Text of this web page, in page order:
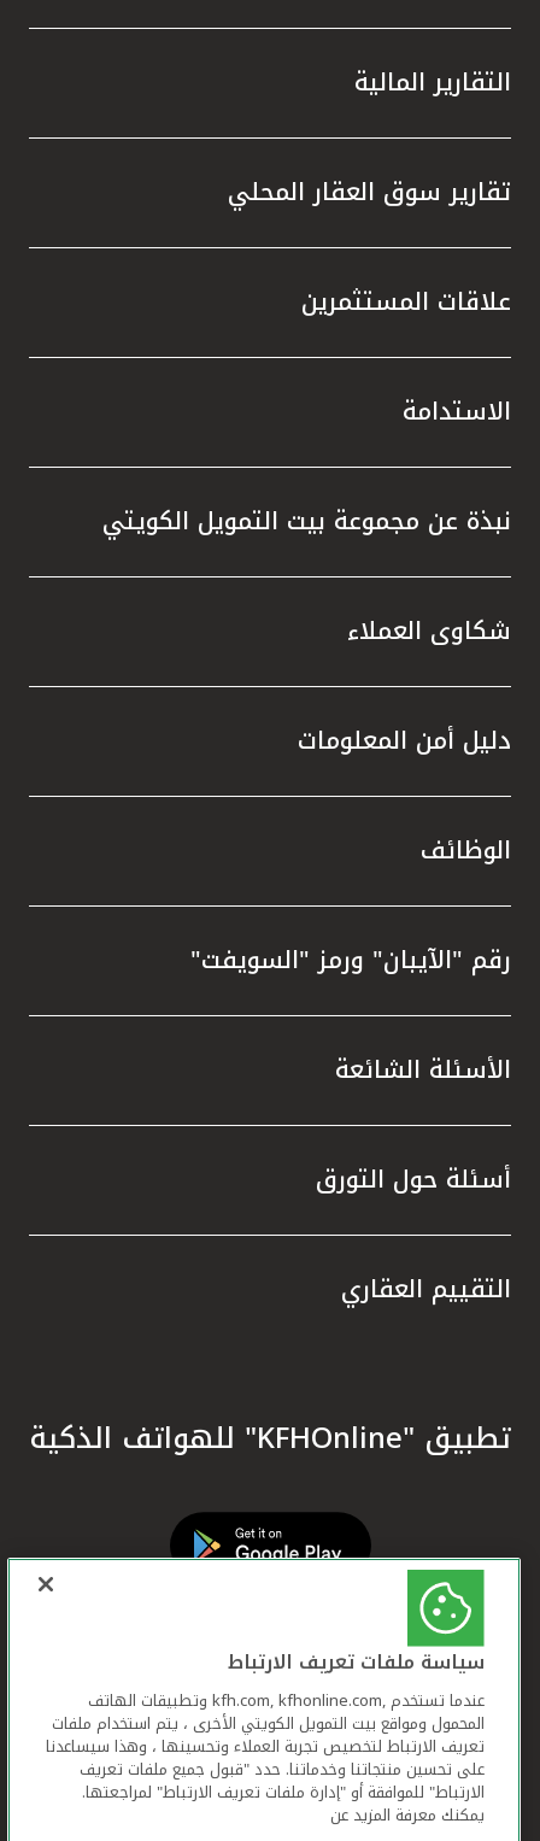
التقارير المالية
تقارير سوق العقار المحلي
علاقات المستثمرين
الاستدامة
نبذة عن مجموعة بيت التمويل الكويتي
شكاوى العملاء
دليل أمن المعلومات
الوظائف
رقم "الآيبان" ورمز "السويفت"
الأسئلة الشائعة
أسئلة حول التورق
التقييم العقاري
تطبيق "KFHOnline" للهواتف الذكية
سياسة ملفات تعريف الارتباط
عندما تستخدم ,kfh.com, kfhonline.com وتطبيقات الهاتف
المحمول ومواقع بيت التمويل الكويتي الأخرى ، يتم استخدام ملفات
تعريف الارتباط لتخصيص تجربة العملاء وتحسينها ، وهذا سيساعدنا
على تحسين منتجاتنا وخدماتنا. حدد "قبول جميع ملفات تعريف
الارتباط" للموافقة أو "إدارة ملفات تعريف الارتباط" لمراجعتها.
يمكنك معرفة المزيد عن